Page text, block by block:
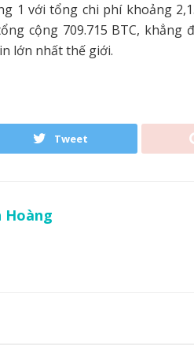
1 với tổng chi phí khoảng
cộng 709.715 BTC,
lớn nhất thế giới.
Tweet
Hoàng